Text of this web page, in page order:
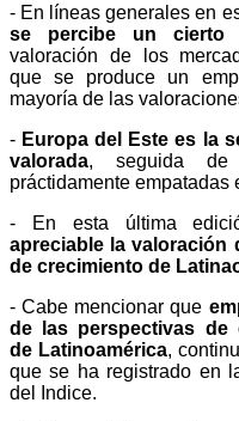
- En líneas generales en
se percibe un cierto
valoración de los
que se produce un
mayoría de las
- Europa del Este es la
valorada, seguida de
práctidamente empatadas
- En esta última
apreciable la valoración
de crecimiento de
- Cabe mencionar que
de las perspectivas de
de Latinoamérica,
que se ha registrado en
del Indice.